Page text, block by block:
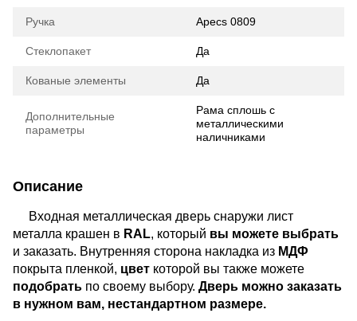
Ручка Apecs 0809
Стеклопакет Да
Кованые элементы Да
Дополнительные
параметры
Рама сплошь с
металлическими
наличниками
Описание
Входная металлическая дверь снаружи лист
металла крашен в RAL, который вы можете выбрать
и заказать. Внутренняя сторона накладка из МДФ
покрыта пленкой, цвет которой вы также можете
подобрать по своему выбору. Дверь можно заказать
в нужном вам, нестандартном размере.